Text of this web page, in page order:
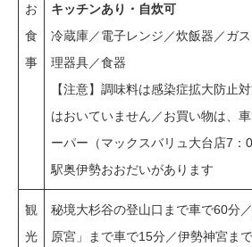
お
食
事
キッチンあり・自炊可
冷蔵庫／電子レンジ／炊飯器／ガ
理器具／食器
【注意】調味料は感染症拡大防止
はおいていません／お買い物は、
ーパー（マックスバリュ大台店7：
駅奥伊勢おおだいがあります
観
光
秘境大杉谷の登山口まで車で60分
原宮」まで車で15分／伊勢神宮ま